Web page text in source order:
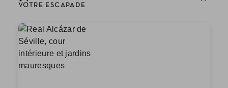
VOTRE ESCAPADE